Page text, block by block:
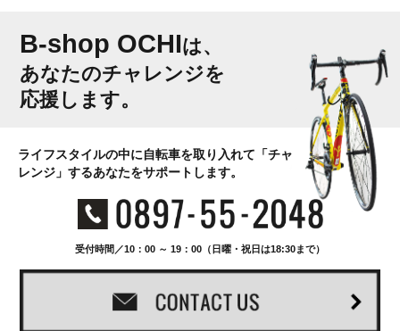
B-shop OCHIは、
あなたのチャレンジを
応援します。
ライフスタイルの中に自転車を取り入れて「チャ
レンジ」するあなたをサポートします。
受付時間／10：00 ～ 19：00（日曜・祝日は18:30まで）